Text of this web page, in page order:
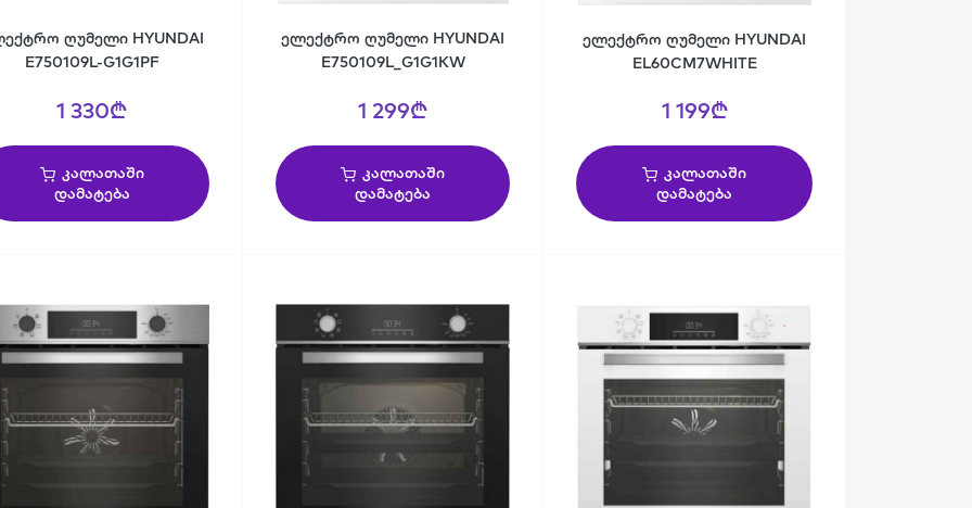
ღუმელი HYUNDAI
E750109L-G1G1PF
1 330₾
კალათაში
დამატება
ელექტრო ღუმელი HYUNDAI
E750109L_G1G1KW
1 299₾
კალათაში
დამატება
ელექტრო ღუმელი HYUNDAI
EL60CM7WHITE
1 199₾
კალათაში
დამატება